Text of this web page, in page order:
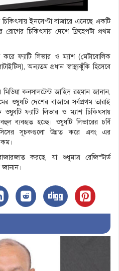
চিকিৎসায় ইনসেপ্টা বাজারে এনেছে একটি
রোগের চিকিৎসায় দেশে ফ্রিহেপটা প্রথম
ফ্যাটি লিভার ও ম্যাশ (মেটাবোলিক
অন্যতম প্রধান স্বাস্থ্যঝুঁকি হিসেবে
মিডিয়া কনসালটেন্ট জাহিদ রহমান জানান,
ওষুধটি দেশের বাজারে সর্বপ্রথম তারাই
ফ্যাটি লিভার ও ম্যাশ চিকিৎসায়
ব্যবহৃত হচ্ছে। ওষুধটি লিভারের চর্বি
সূচকগুলো উন্নত করে এবং এর
কম।
করছে, যা শুধুমাত্র রেজিস্টার্ড